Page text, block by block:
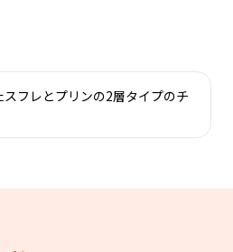
フレとプリンの2層タイプのチ